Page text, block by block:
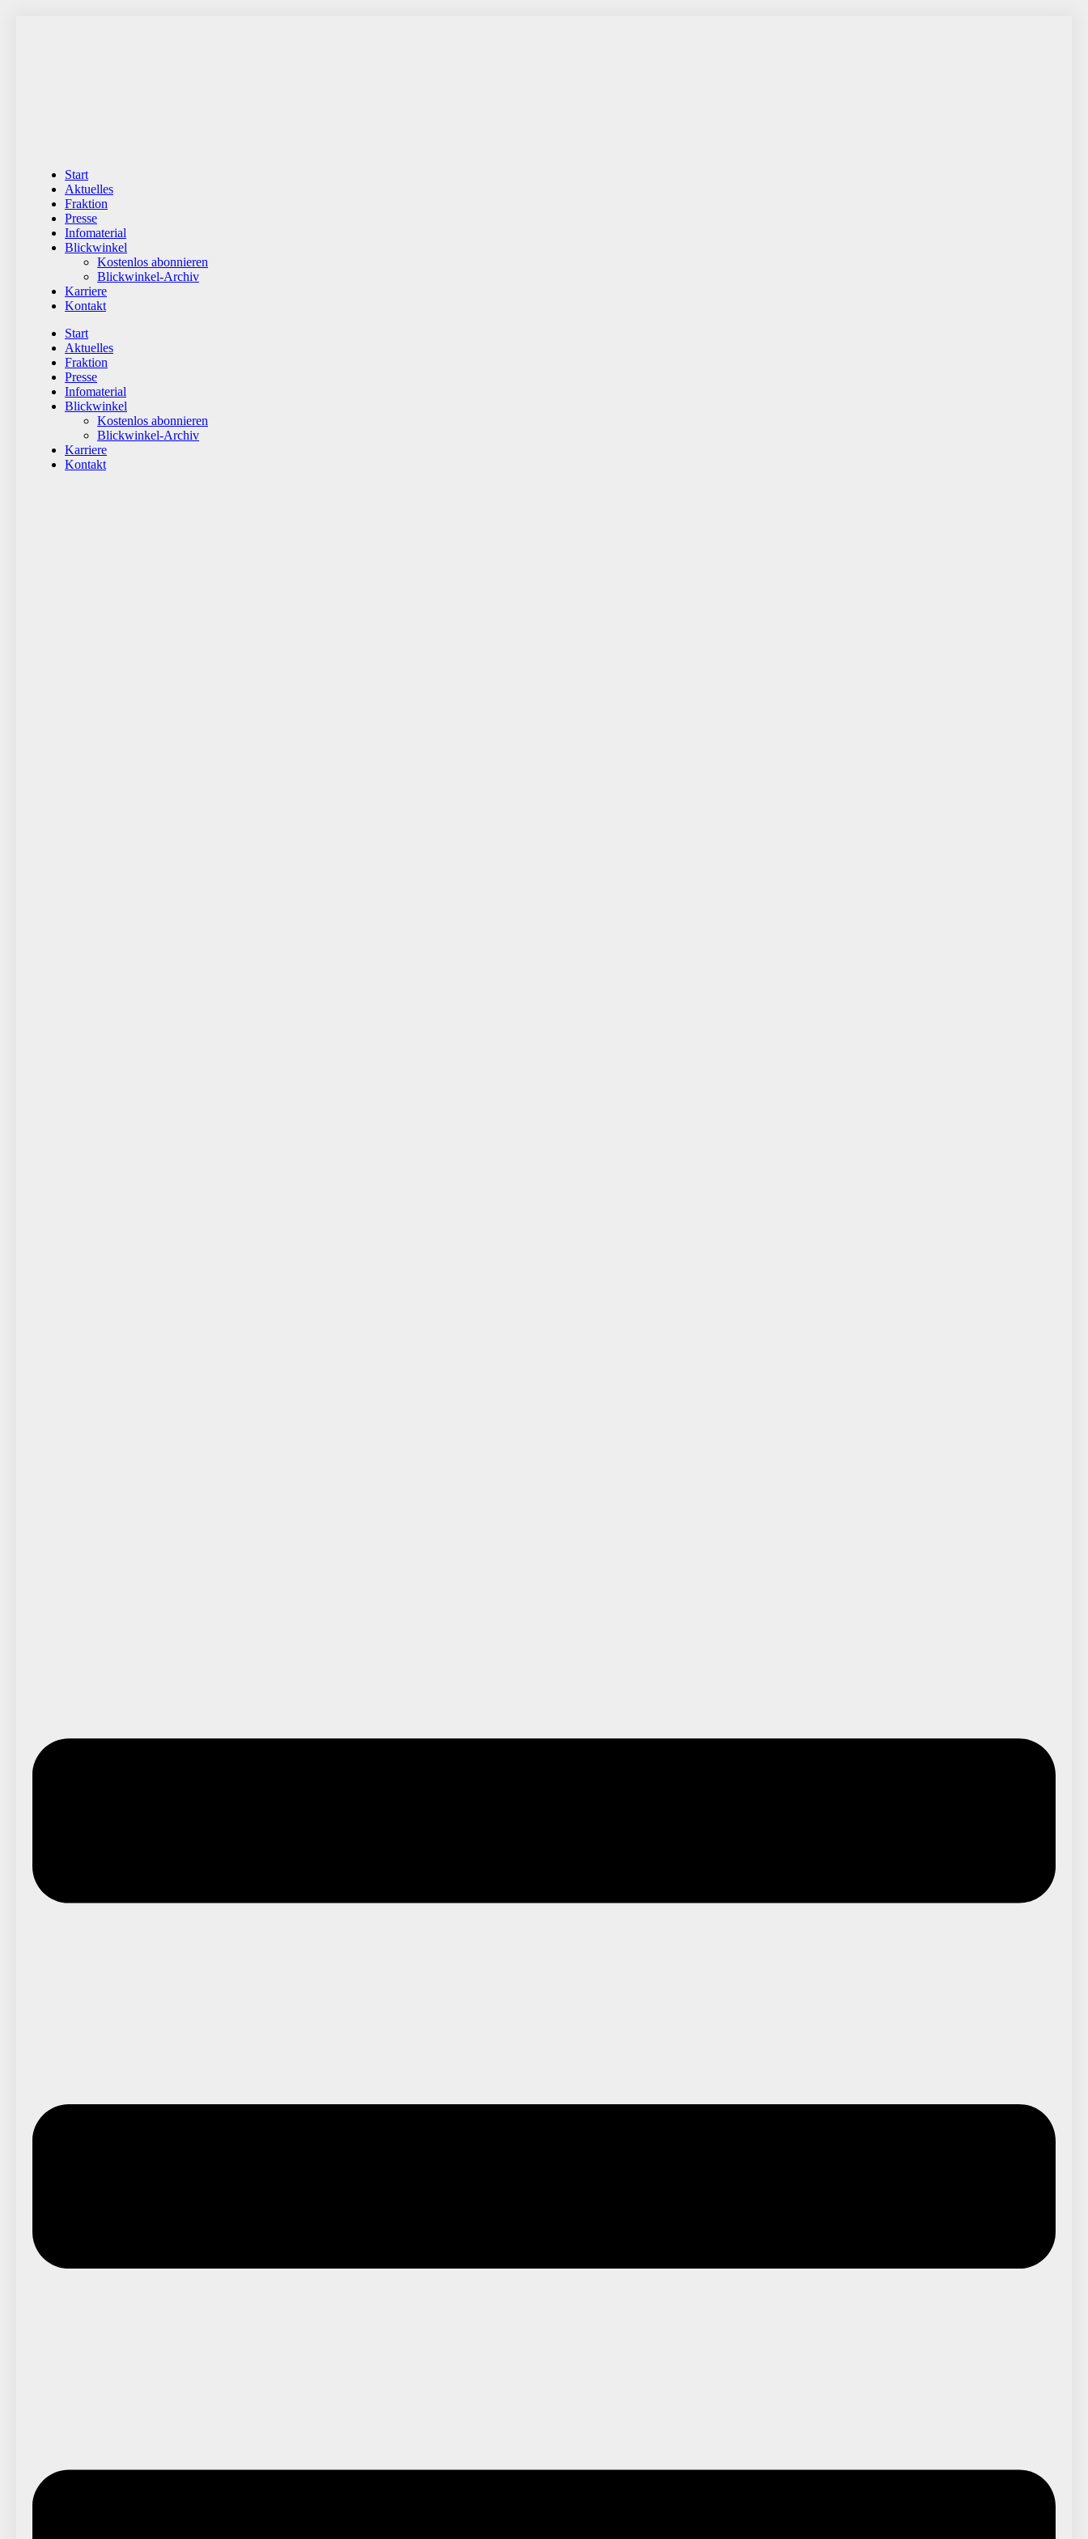
Start
Aktuelles
Fraktion
Presse
Infomaterial
Blickwinkel
Kostenlos abonnieren
Blickwinkel-Archiv
Karriere
Kontakt
Start
Aktuelles
Fraktion
Presse
Infomaterial
Blickwinkel
Kostenlos abonnieren
Blickwinkel-Archiv
Karriere
Kontakt